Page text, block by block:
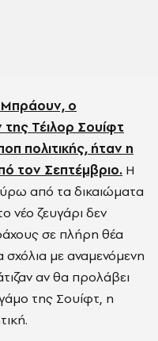
Μπράουν, ο
Τέιλορ Σουίφτ
πολιτικής, ήταν η
τον Σεπτέμβριο. Η
από τα δικαιώματα
νέο ζευγάρι δεν
σε πλήρη θέα
με αναμενόμενη
αν θα προλάβει
της Σουίφτ, η